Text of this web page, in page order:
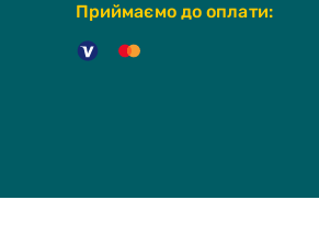
Приймаємо до оплати: